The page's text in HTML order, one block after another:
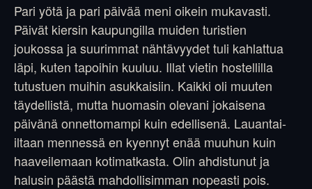
Pari yötä ja pari päivää meni oikein mukavasti.
Päivät kiersin kaupungilla muiden turistien
joukossa ja suurimmat nähtävyydet tuli kahlattua
läpi, kuten tapoihin kuuluu. Illat vietin hostellilla
tutustuen muihin asukkaisiin. Kaikki oli muuten
täydellistä, mutta huomasin olevani jokaisena
päivänä onnettomampi kuin edellisenä. Lauantai-
iltaan mennessä en kyennyt enää muuhun kuin
haaveilemaan kotimatkasta. Olin ahdistunut ja
halusin päästä mahdollisimman nopeasti pois.